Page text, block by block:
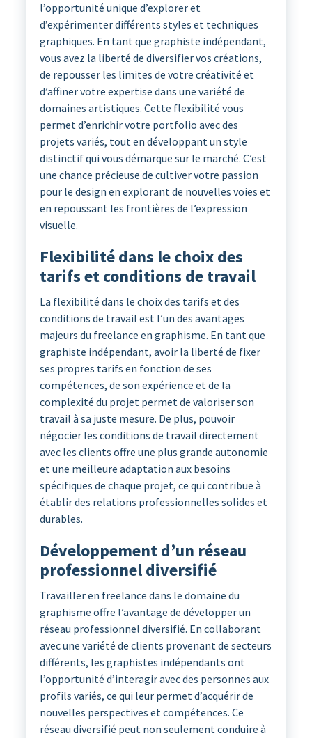
l’opportunité unique d’explorer et
d’expérimenter différents styles et techniques
graphiques. En tant que graphiste indépendant,
vous avez la liberté de diversifier vos créations,
de repousser les limites de votre créativité et
d’affiner votre expertise dans une variété de
domaines artistiques. Cette flexibilité vous
permet d’enrichir votre portfolio avec des
projets variés, tout en développant un style
distinctif qui vous démarque sur le marché. C’est
une chance précieuse de cultiver votre passion
pour le design en explorant de nouvelles voies et
en repoussant les frontières de l’expression
visuelle.
Flexibilité dans le choix des
tarifs et conditions de travail
La flexibilité dans le choix des tarifs et des
conditions de travail est l’un des avantages
majeurs du freelance en graphisme. En tant que
graphiste indépendant, avoir la liberté de fixer
ses propres tarifs en fonction de ses
compétences, de son expérience et de la
complexité du projet permet de valoriser son
travail à sa juste mesure. De plus, pouvoir
négocier les conditions de travail directement
avec les clients offre une plus grande autonomie
et une meilleure adaptation aux besoins
spécifiques de chaque projet, ce qui contribue à
établir des relations professionnelles solides et
durables.
Développement d’un réseau
professionnel diversifié
Travailler en freelance dans le domaine du
graphisme offre l’avantage de développer un
réseau professionnel diversifié. En collaborant
avec une variété de clients provenant de secteurs
différents, les graphistes indépendants ont
l’opportunité d’interagir avec des personnes aux
profils variés, ce qui leur permet d’acquérir de
nouvelles perspectives et compétences. Ce
réseau diversifié peut non seulement conduire à